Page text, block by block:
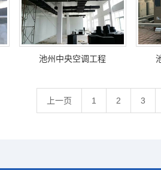
池州中央空调工程
上一页 1 2 3